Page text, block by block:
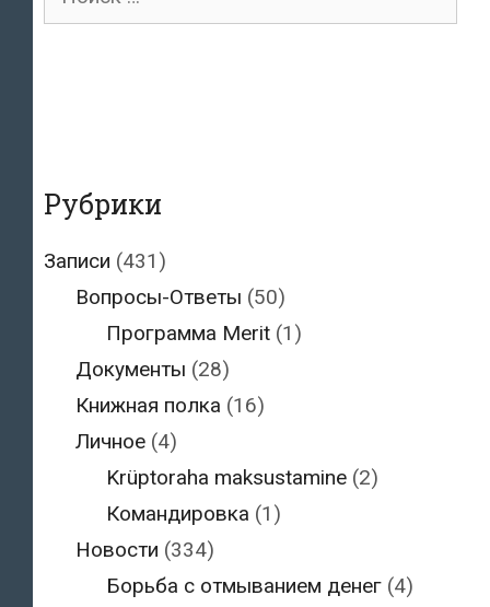
Рубрики
Записи (431)
Вопросы-Ответы (50)
Программа Merit (1)
Документы (28)
Книжная полка (16)
Личное(4)
Krüptoraha maksustamine (2)
Командировка (1)
Новости (334)
Борьба с отмыванием денег (4)